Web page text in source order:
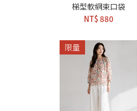
梯型軟網束口袋
NT$ 880
限量